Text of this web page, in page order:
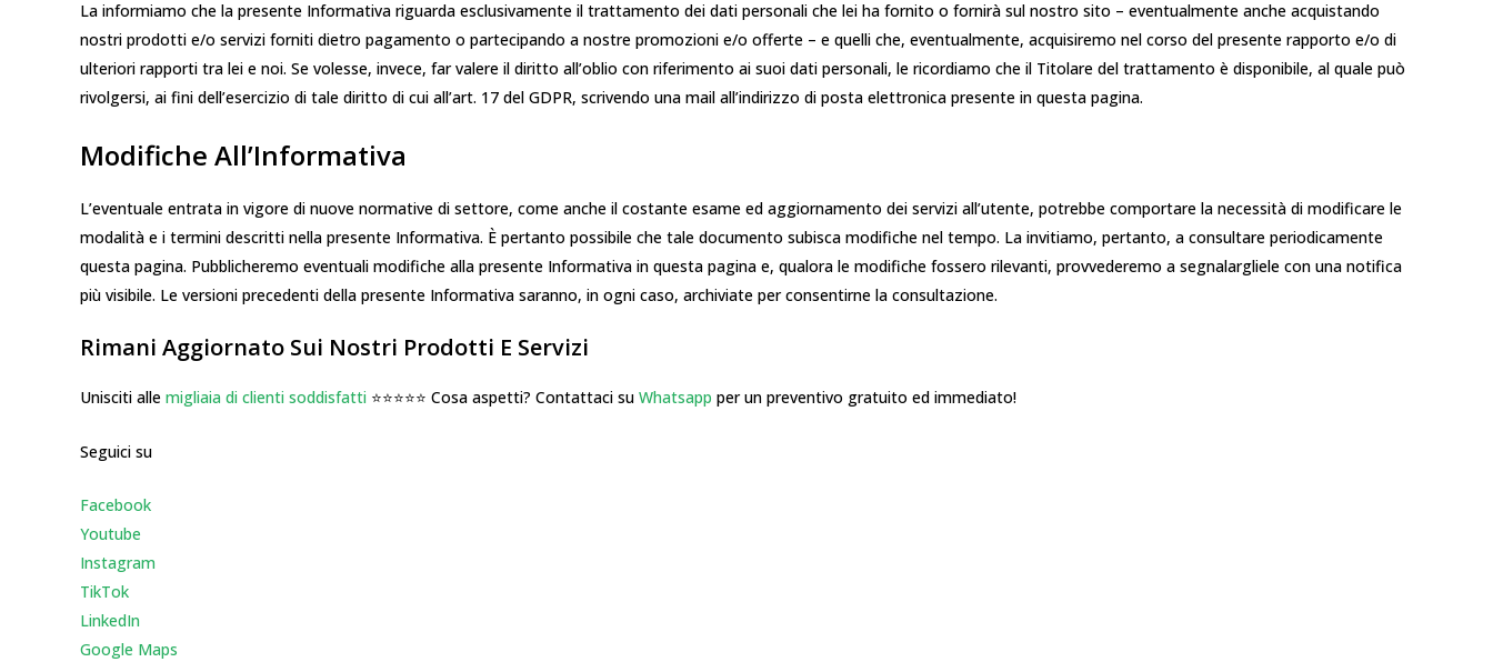
La informiamo che la presente Informativa riguarda esclusivamente il trattamento dei dati personali che lei ha fornito o fornirà sul nostro sito – eventualmente anche acquistando
nostri prodotti e/o servizi forniti dietro pagamento o partecipando a nostre promozioni e/o offerte – e quelli che, eventualmente, acquisiremo nel corso del presente rapporto e/o di
ulteriori rapporti tra lei e noi. Se volesse, invece, far valere il diritto all’oblio con riferimento ai suoi dati personali, le ricordiamo che il Titolare del trattamento è disponibile, al quale può
rivolgersi, ai fini dell’esercizio di tale diritto di cui all’art. 17 del GDPR, scrivendo una mail all’indirizzo di posta elettronica presente in questa pagina.
Modifiche All’Informativa
L’eventuale entrata in vigore di nuove normative di settore, come anche il costante esame ed aggiornamento dei servizi all’utente, potrebbe comportare la necessità di modificare le
modalità e i termini descritti nella presente Informativa. È pertanto possibile che tale documento subisca modifiche nel tempo. La invitiamo, pertanto, a consultare periodicamente
questa pagina. Pubblicheremo eventuali modifiche alla presente Informativa in questa pagina e, qualora le modifiche fossero rilevanti, provvederemo a segnalargliele con una notifica
più visibile. Le versioni precedenti della presente Informativa saranno, in ogni caso, archiviate per consentirne la consultazione.
Rimani Aggiornato Sui Nostri Prodotti E Servizi
Unisciti alle migliaia di clienti soddisfatti ⭐⭐⭐⭐⭐ Cosa aspetti? Contattaci su Whatsapp per un preventivo gratuito ed immediato!
Seguici su
Facebook
Youtube
Instagram
TikTok
LinkedIn
Google Maps